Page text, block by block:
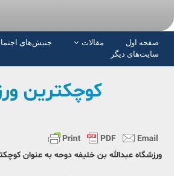
صفحە اول مقالات جنبش‌های
سایت‌های دیگر
کوچکترین
ورزشگاه عبدالله بن خلیفه دوحه به عنوان